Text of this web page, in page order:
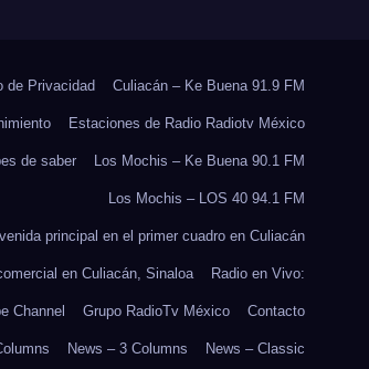
de Privacidad Culiacán – Ke Buena 91.9 FM
Estaciones de Radio Radiotv México
de saber Los Mochis – Ke Buena 90.1 FM
Los Mochis – LOS 40 94.1 FM
principal en el primer cuadro en Culiacán
en Culiacán, Sinaloa Radio en Vivo:
Channel Grupo RadioTv México Contacto
News – 3 Columns News – Classic